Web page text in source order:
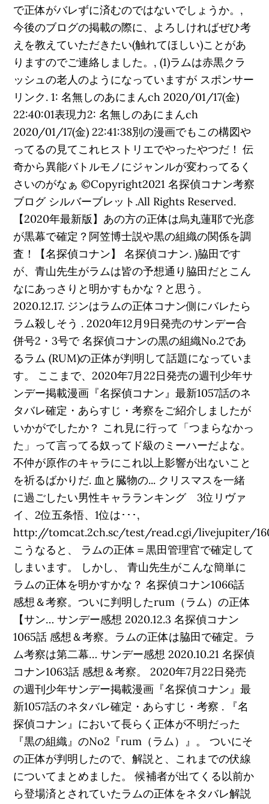
で正体がバレずに済むのではないでしょうか。,
今後のブログの掲載の際に、よろしければぜひ考
えを教えていただきたい(触れてほしい)ことがあ
りますのでご連絡しました。, (1)ラムは赤黒クラ
ッシュの老人のようになっていますが スポンサー
リンク. 1: 名無しのあにまんch 2020/01/17(金)
22:40:01表現力2: 名無しのあにまんch
2020/01/17(金) 22:41:38別の漫画でもこの構図や
ってるの見てこれヒストリエでやったやつだ！ 伝
奇から異能バトルモノにジャンルが変わってるく
さいのがなぁ ©Copyright2021 名探偵コナン考察
ブログ シルバーブレット.All Rights Reserved.
【2020年最新版】あの方の正体は烏丸蓮耶で光彦
が黒幕で確定？阿笠博士説や黒の組織の関係を調
査！【名探偵コナン】 名探偵コナン. )脇田です
が、青山先生がラムは皆の予想通り脇田だとこん
なにあっさりと明かすもかな？と思う。
2020.12.17. ジンはラムの正体コナン側にバレたら
ラム殺しそう . 2020年12月9日発売のサンデー合
併号2・3号で 名探偵コナンの黒の組織No.2であ
るラム (RUM)の正体が判明して話題になっていま
す。 ここまで、2020年7月22日発売の週刊少年サ
ンデー掲載漫画『名探偵コナン』最新1057話のネ
タバレ確定・あらすじ・考察をご紹介しましたが
いかがでしたか？ これ見に行って「つまらなかっ
た」って言ってる奴ってド級のミーハーだよな。
不仲が原作のキャラにこれ以上影響が出ないこと
を祈るばかりだ. 血と臓物の... クリスマスを一緒
に過ごしたい男性キャラランキング 3位リヴァ
イ、2位五条悟、1位は･･･,
http://tomcat.2ch.sc/test/read.cgi/livejupiter/
こうなると、 ラムの正体＝黒田管理官で確定して
しまいます。 しかし、 青山先生がこんな簡単に
ラムの正体を明かすかな？ 名探偵コナン1066話
感想＆考察。ついに判明したrum（ラム）の正体
【サン… サンデー感想 2020.12.3 名探偵コナン
1065話 感想＆考察。ラムの正体は脇田で確定。ラ
ム考察は第二幕… サンデー感想 2020.10.21 名探偵
コナン1063話 感想＆考察。 2020年7月22日発売
の週刊少年サンデー掲載漫画『名探偵コナン』最
新1057話のネタバレ確定・あらすじ・考察 . 『名
探偵コナン』において長らく正体が不明だった
『黒の組織』のNo2『rum（ラム）』。 ついにそ
の正体が判明したので、解説と、これまでの伏線
についてまとめました。 候補者が出てくる以前か
ら登場済とされていたラムの正体をネタバレ解説